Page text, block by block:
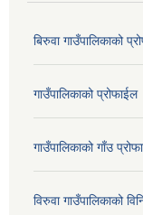
बिरुवा गाउँपालिकाको
गाउँपालिकाको प्रोफाईल
गाउँपालिकाको गाँउ
विरुवा गाउँपालिकाको